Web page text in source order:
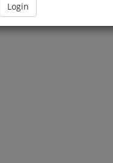
Login